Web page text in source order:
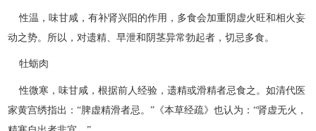
性温，味甘咸，有补肾兴阳的作用，多食会加重阴虚火旺和相火妄
动之势。所以，对遗精、早泄和阴茎异常勃起者，切忌多食。
牡蛎肉
性微寒，味甘咸，根据前人经验，遗精或滑精者忌食之。如清代医
家黄宫绣指出：“脾虚精滑者忌。”《本草经疏》也认为：“肾虚无火，